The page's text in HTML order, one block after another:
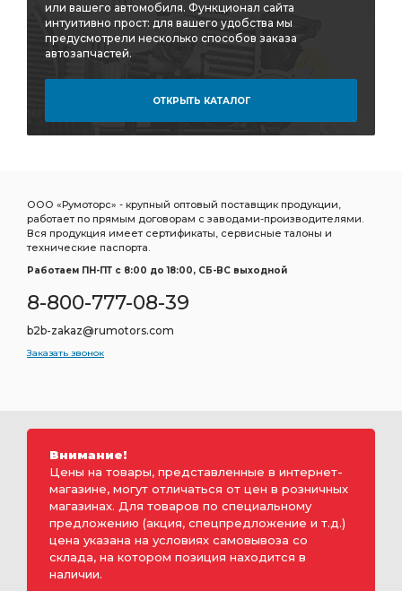
или вашего автомобиля. Функционал сайта
интуитивно прост: для вашего удобства мы
предусмотрели несколько способов заказа
автозапчастей.
ОТКРЫТЬ КАТАЛОГ
ООО «Румоторс» - крупный оптовый поставщик продукции,
работает по прямым договорам с заводами-производителями.
Вся продукция имеет сертификаты, сервисные талоны и
технические паспорта.
Работаем ПН-ПТ c 8:00 до 18:00, СБ-ВС выходной
8-800-777-08-39
b2b-zakaz@rumotors.com
Заказать звонок
Внимание!
Цены на товары, представленные в интернет-
магазине, могут отличаться от цен в розничных
магазинах. Для товаров по специальному
предложению (акция, спецпредложение и т.д.)
цена указана на условиях самовывоза со
склада, на котором позиция находится в
наличии.